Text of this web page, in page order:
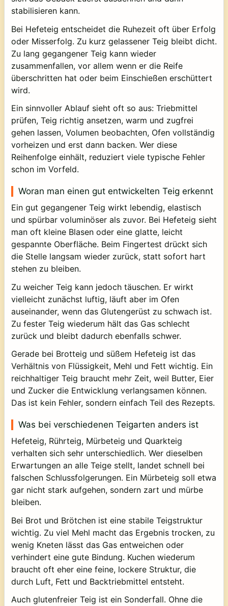
stabilisieren kann.
Bei Hefeteig entscheidet die Ruhezeit oft über Erfolg
oder Misserfolg. Zu kurz gelassener Teig bleibt dicht.
Zu lang gegangener Teig kann wieder
zusammenfallen, vor allem wenn er die Reife
überschritten hat oder beim Einschießen erschüttert
wird.
Ein sinnvoller Ablauf sieht oft so aus: Triebmittel
prüfen, Teig richtig ansetzen, warm und zugfrei
gehen lassen, Volumen beobachten, Ofen vollständig
vorheizen und erst dann backen. Wer diese
Reihenfolge einhält, reduziert viele typische Fehler
schon im Vorfeld.
Woran man einen gut entwickelten Teig erkennt
Ein gut gegangener Teig wirkt lebendig, elastisch
und spürbar voluminöser als zuvor. Bei Hefeteig sieht
man oft kleine Blasen oder eine glatte, leicht
gespannte Oberfläche. Beim Fingertest drückt sich
die Stelle langsam wieder zurück, statt sofort hart
stehen zu bleiben.
Zu weicher Teig kann jedoch täuschen. Er wirkt
vielleicht zunächst luftig, läuft aber im Ofen
auseinander, wenn das Glutengerüst zu schwach ist.
Zu fester Teig wiederum hält das Gas schlecht
zurück und bleibt dadurch ebenfalls schwer.
Gerade bei Brotteig und süßem Hefeteig ist das
Verhältnis von Flüssigkeit, Mehl und Fett wichtig. Ein
reichhaltiger Teig braucht mehr Zeit, weil Butter, Eier
und Zucker die Entwicklung verlangsamen können.
Das ist kein Fehler, sondern einfach Teil des Rezepts.
Was bei verschiedenen Teigarten anders ist
Hefeteig, Rührteig, Mürbeteig und Quarkteig
verhalten sich sehr unterschiedlich. Wer dieselben
Erwartungen an alle Teige stellt, landet schnell bei
falschen Schlussfolgerungen. Ein Mürbeteig soll etwa
gar nicht stark aufgehen, sondern zart und mürbe
bleiben.
Bei Brot und Brötchen ist eine stabile Teigstruktur
wichtig. Zu viel Mehl macht das Ergebnis trocken, zu
wenig Kneten lässt das Gas entweichen oder
verhindert eine gute Bindung. Kuchen wiederum
braucht oft eher eine feine, lockere Struktur, die
durch Luft, Fett und Backtriebmittel entsteht.
Auch glutenfreier Teig ist ein Sonderfall. Ohne die